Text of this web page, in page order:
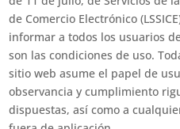
de Comercio Electrónico
informar a todos los usuarios
son las condiciones de uso.
sitio web asume el papel de
observancia y cumplimiento
dispuestas, así como a